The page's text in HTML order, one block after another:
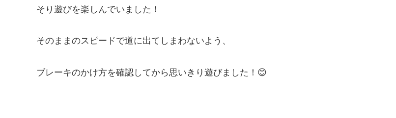
そり遊びを楽しんでいました！
そのままのスピードで道に出てしまわないよう、
ブレーキのかけ方を確認してから思いきり遊びました！😊